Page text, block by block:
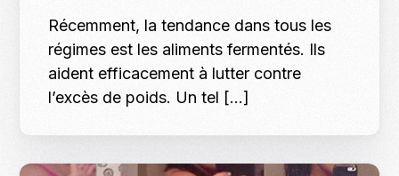
Récemment, la tendance dans tous les
régimes est les aliments fermentés. Ils
aident efficacement à lutter contre
l’excès de poids. Un tel […]